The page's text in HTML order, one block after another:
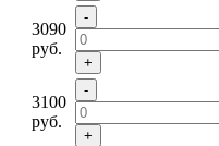
3090
руб.
-
+
3100
руб.
-
+